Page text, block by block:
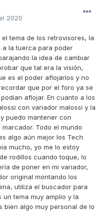
2020
tema de los retrovisores, la
a la tuerca para poder
la idea de cambiar
que tal era la visión,
es el poder aflojarlos y no
que por el foro ya se
aflojar. En cuanto a los
con variador malossi y la
puedo mantener con
Todo el mundo
algo aún mejor los Tech
mucho, yo me lo estoy
rodillos cuando toque, lo
de poner en mi variador,
original montando los
utiliza el buscador para
tema muy amplio y la
bien algo muy personal de lo